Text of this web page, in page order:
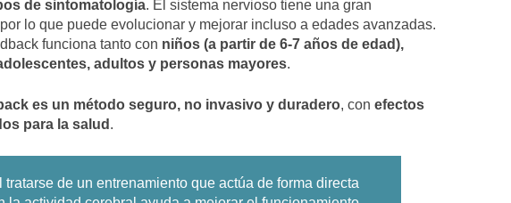
de sintomatología. El sistema nervioso tiene una gran
lo que puede evolucionar y mejorar incluso a edades avanzadas.
funciona tanto con niños (a partir de 6-7 años de edad),
adultos y personas mayores.
es un método seguro, no invasivo y duradero, con efectos
para la salud .
tratarse de un entrenamiento que actúa de forma directa